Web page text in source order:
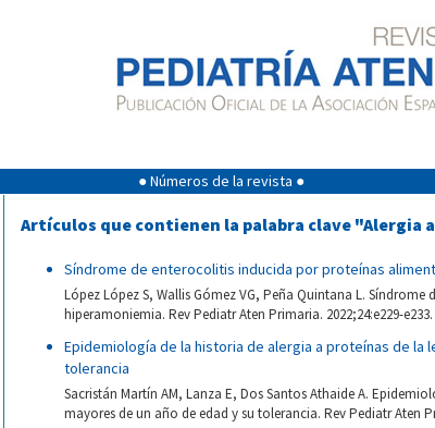
● Números de la revista ●
Artículos que contienen la palabra clave "Alergia
Síndrome de enterocolitis inducida por proteínas
López López S, Wallis Gómez VG, Peña Quintana L.
hiperamoniemia. Rev Pediatr Aten Primaria. 2022;24:e229-e233.
Epidemiología de la historia de alergia a proteínas de la
tolerancia
Sacristán Martín AM, Lanza E, Dos Santos Athaide A.
mayores de un año de edad y su tolerancia. Rev Pediatr Aten